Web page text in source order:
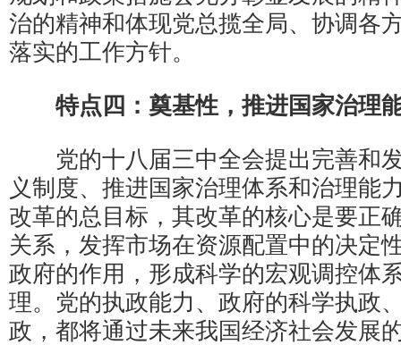
治的精神和体现党总揽全局、协调各
落实的工作方针。
特点四： 奠基性， 推进国家治理
党的十八届三中全会提出完善和
义制度、推进国家治理体系和治理能
改革的总目标，其改革的核心是要正
关系，发挥市场在资源配置中的决定
政府的作用，形成科学的宏观调控体
理。党的执政能力、政府的科学执政
政，都将通过未来我国经济社会发展